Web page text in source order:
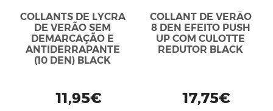
COLLANTS DE LYCRA
DE VERÃO SEM
DEMARCAÇÃO E
ANTIDERRAPANTE
(10 DEN) BLACK
11,95€
COLLANT DE VERÃO
8 DEN EFEITO PUSH
UP COM CULOTTE
REDUTOR BLACK
17,75€